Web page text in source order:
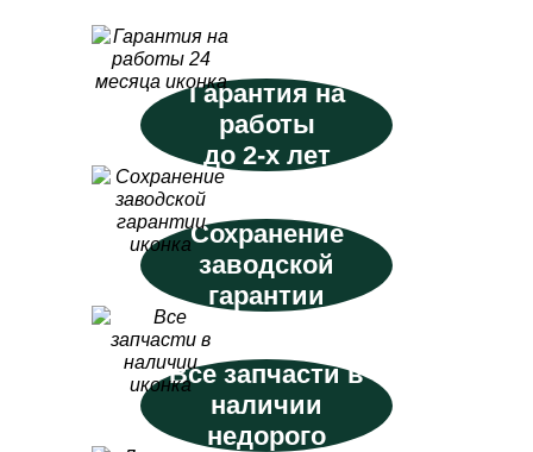
Гарантия на
работы
до 2-х лет
Сохранение
заводской
гарантии
Все запчасти в
наличии
недорого